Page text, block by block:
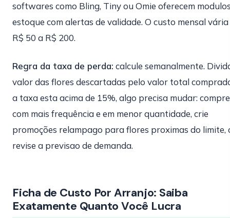
softwares como Bling, Tiny ou Omie oferecem
estoque com alertas de validade. O custo mensal vária
R$ 50 a R$ 200.
Regra da taxa de perda: calcule semanalmente.
valor das flores descartadas pelo valor total
a taxa esta acima de 15%, algo precisa mudar: compre
com mais frequência e em menor quantidade, crie
promoções relampago para flores proximas do limite,
revise a previsao de demanda.
Ficha de Custo Por Arranjo: Saiba
Exatamente Quanto Você Lucra